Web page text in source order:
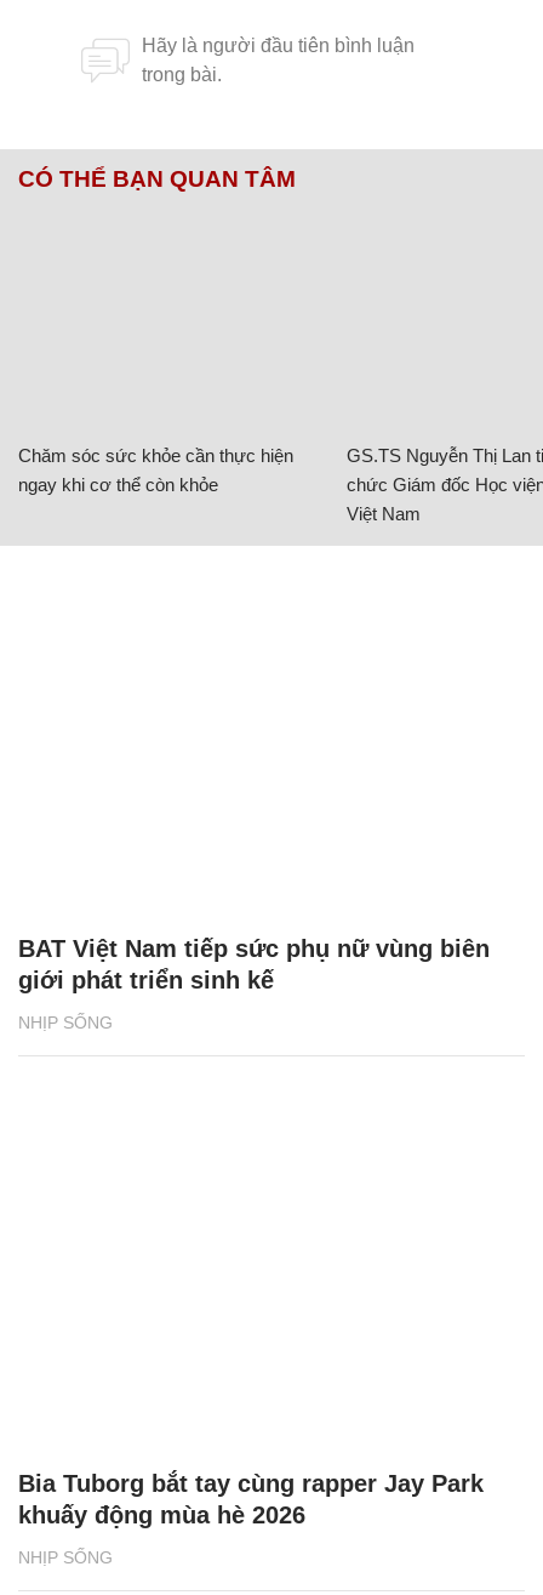
CÓ THỂ BẠN QUAN TÂM
Chăm sóc sức khỏe cần thực hiện
ngay khi cơ thể còn khỏe
GS.TS Nguyễn Thị Lan
chức Giám đốc Học
Việt Nam
NHỊP SỐNG
BAT Việt Nam tiếp sức phụ nữ vùng biên
giới phát triển sinh kế
NHỊP SỐNG
Bia Tuborg bắt tay cùng rapper Jay Park
khuấy động mùa hè 2026